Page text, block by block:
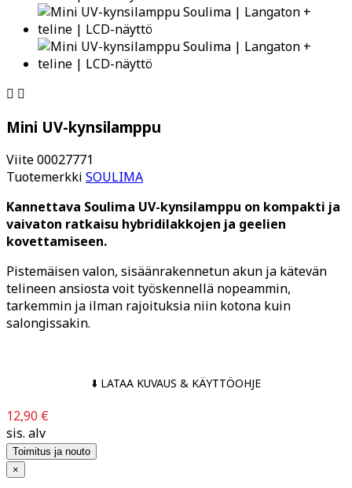
 
Mini UV-kynsilamppu
Viite00027771
Tuotemerkki SOULIMA
Kannettava Soulima UV-kynsilamppu on kompakti ja
vaivaton ratkaisu hybridilakkojen ja geelien
kovettamiseen.
Pistemäisen valon, sisäänrakennetun akun ja kätevän
telineen ansiosta voit työskennellä nopeammin,
tarkemmin ja ilman rajoituksia niin kotona kuin
salongissakin.
⬇️ LATAA KUVAUS & KÄYTTÖOHJE
12,90 €
sis. alv
Toimitus ja nouto
×